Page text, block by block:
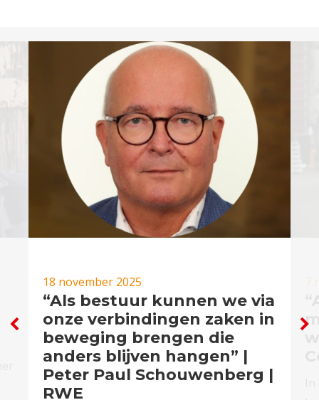
18 november 2025
“Als bestuur kunnen we via
onze verbindingen zaken in
beweging brengen die
anders blijven hangen” |
Peter Paul Schouwenberg |
RWE
7